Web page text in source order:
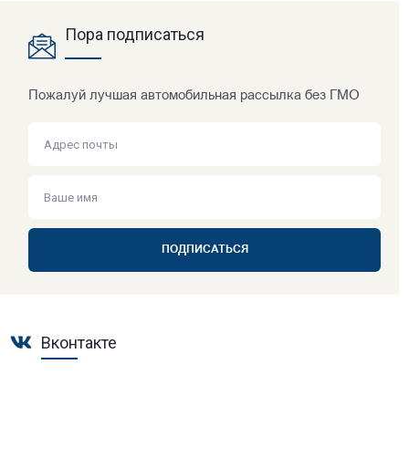
Пора подписаться
Пожалуй лучшая автомобильная рассылка без ГМО
ПОДПИСАТЬСЯ
Вконтакте